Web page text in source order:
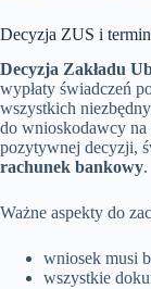
Decyzja ZUS i
Decyzja Zakładu
wypłaty świadczeń
wszystkich
do wnioskodawcy na
pozytywnej decyzji,
rachunek bankowy.
Ważne aspekty do
wniosek musi
wszystkie